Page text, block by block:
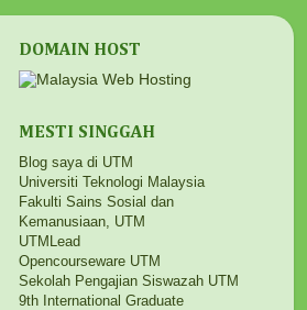
DOMAIN HOST
MESTI SINGGAH
Blog saya di UTM
Universiti Teknologi Malaysia
Fakulti Sains Sosial dan
Kemanusiaan, UTM
UTMLead
Opencourseware UTM
Sekolah Pengajian Siswazah UTM
9th International Graduate